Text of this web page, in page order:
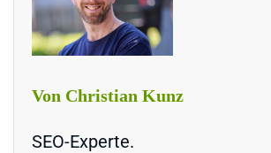
Von Christian Kunz
SEO-Experte.